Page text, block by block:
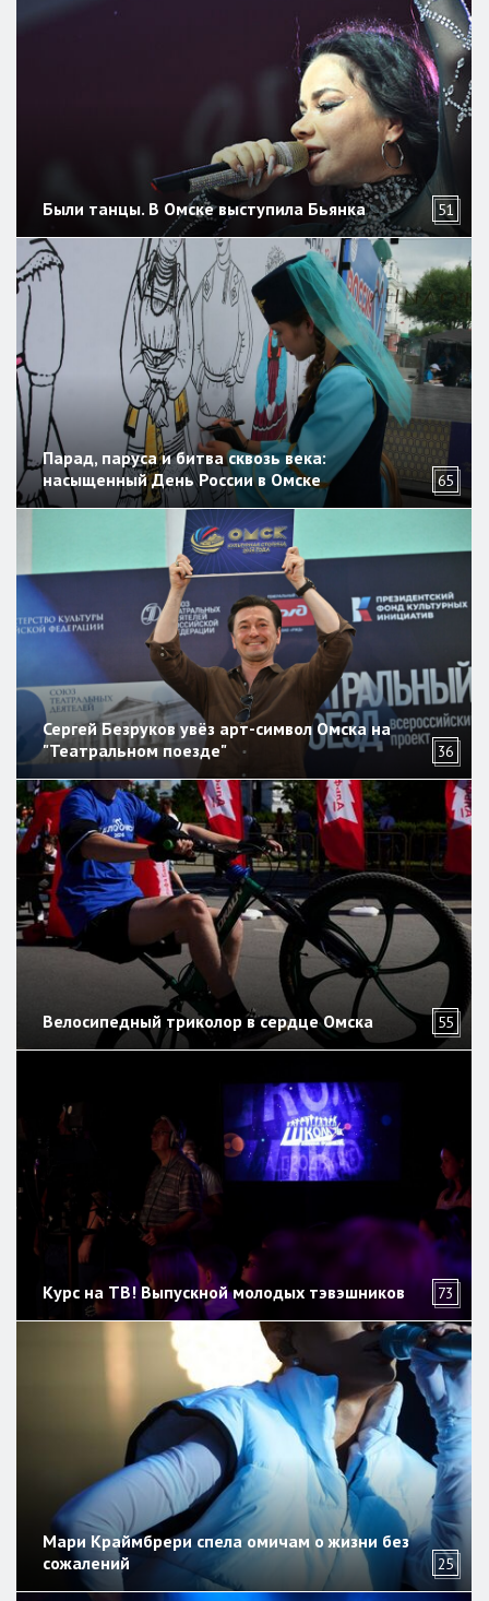
Были танцы. В Омске выступила Бьянка 51
Парад, паруса и битва сквозь века:
насыщенный День России в Омске
65
Сергей Безруков увёз арт-символ Омска на
"Театральном поезде"
36
Велосипедный триколор в сердце Омска 55
Курс на ТВ! Выпускной молодых тэвэшников 73
Мари Краймбрери спела омичам о жизни без
сожалений
25